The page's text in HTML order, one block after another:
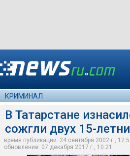
КРИМИНАЛ
В Татарстане
сожгли двух 15-
время публикации: 24 сентября 2002 г.,
обновление: 07 декабря 2017 г., 10:21